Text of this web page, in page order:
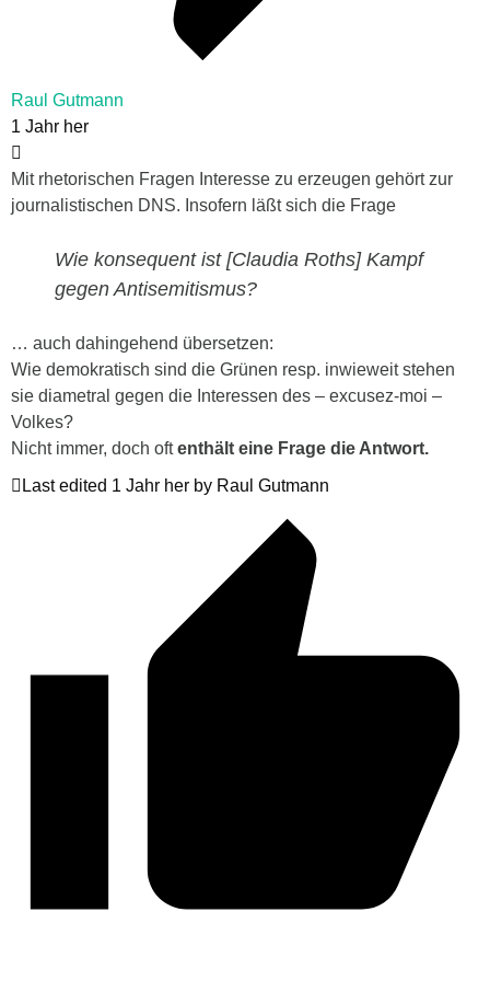
Raul Gutmann
1 Jahr her
Mit rhetorischen Fragen Interesse zu erzeugen gehört zur
journalistischen DNS. Insofern läßt sich die Frage
Wie konsequent ist [Claudia Roths] Kampf
gegen Antisemitismus?
… auch dahingehend übersetzen:
Wie demokratisch sind die Grünen resp. inwieweit stehen
sie diametral gegen die Interessen des – excusez-moi –
Volkes?
Nicht immer, doch oftenthält eine Frage die Antwort.
Last edited 1 Jahr her by Raul Gutmann